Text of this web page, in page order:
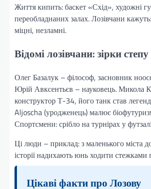
Життя кипить: баскет «Схід», художні
переобладнаних залах. Лозівчани
міцні, незламні.
Відомі лозівчани: зірки степу
Олег Базалук – філософ, засновник
Юрій Авксентьєв – науковець. Микола
конструктор Т-34, його танк став
Aljoscha (уродженець) малює
Спортсмени: срібло на турнірах у
Ці люди – приклад: з маленького міста до
історії надихають юнь ходити стежками
Цікаві факти про Лозову